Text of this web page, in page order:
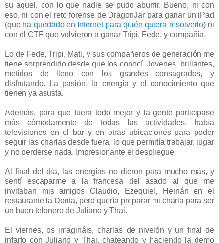
su aquel, con lo que nadie se pudo aburrir. Bueno, ni con
eso, ni con el reto forense de DragonJar para ganar un iPad
(que ha quedado en Internet para quién quiera resolverlo) ni
con el CTF que volvieron a ganar Tripi, Fede, y compañía.
Lo de Fede, Tripi, Mati, y sus compañeros de generación me
tiene sorprendido desde que los conocí. Jovenes, brillantes,
metidos de lleno con los grandes consagrados, y
disfrutando. La pasión, la energía y el conocimiento que
tienen ya asusta.
Además, para que fuera todo mejor y la gente participase
más cómodamente de todas las actividades, había
televisiones en el bar y en otras ubicaciones para poder
seguir las charlas desde fuera, lo que permitía trabajar, jugar
y no perderse nada. Impresionante el despliegue.
Al final del día, las energías no dieron para mucho más, y
sentí escaparme a la francesa del asado al que me
invitaban mis amigos Claudio, Ezequiel, Hernán en el
restaurante la Dorita, pero quería preparar mi charla para ser
un buen telonero de Juliano y Thai.
El viernes, os imagináis, charlas de nivelón y un final de
infarto con Juliano y Thai, chateando y haciendo la demo